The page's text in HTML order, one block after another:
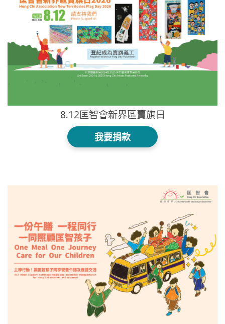
8.12匡智會新界區賣旗日
我要捐款